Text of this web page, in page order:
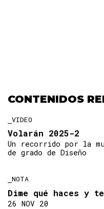
CONTENIDOS
VIDEO
Volarán 2025-2
Un recorrido por la
de grado de Diseño
NOTA
Dime qué haces y
26 NOV 20